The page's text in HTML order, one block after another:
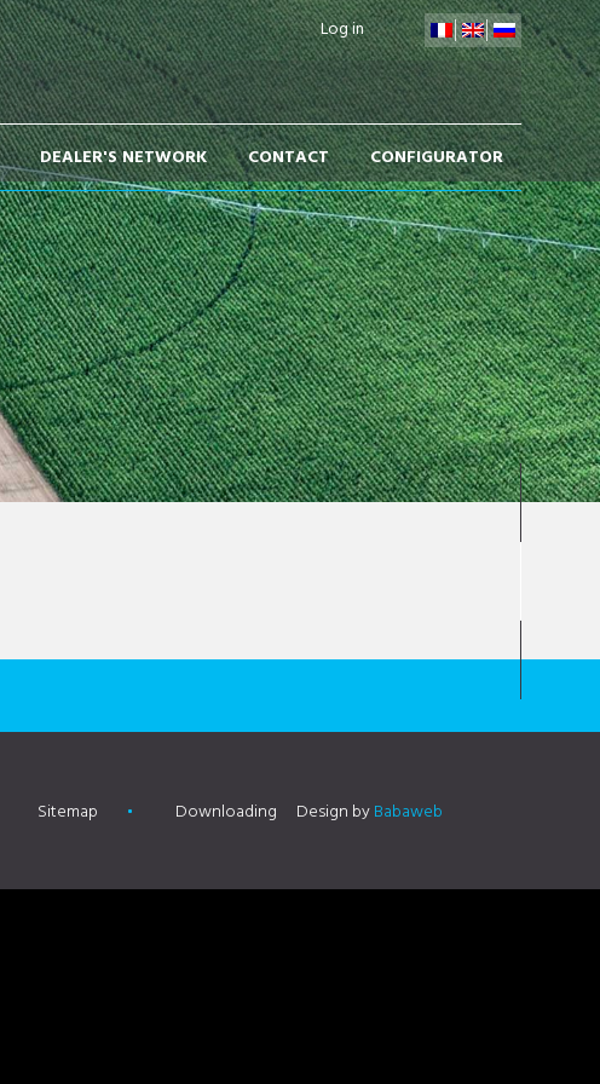
Log in
DEALER'S NETWORK CONTACT CONFIGURATOR
Sitemap Downloading Design byBabaweb